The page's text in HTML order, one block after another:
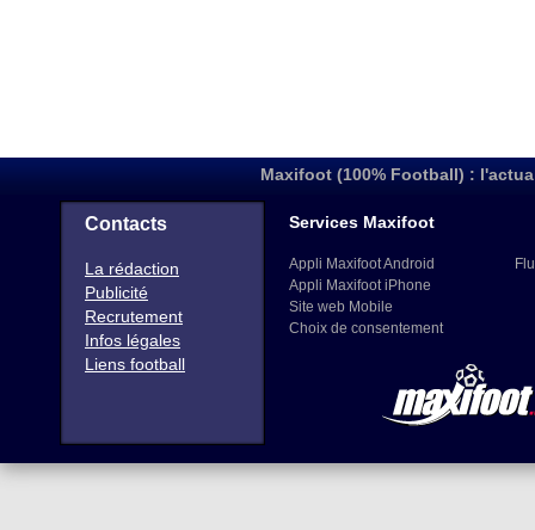
Maxifoot (100% Football) :
Contacts
La rédaction
Publicité
Recrutement
Infos légales
Liens football
Services Maxifoot
Appli Maxifoot Android
Appli Maxifoot iPhone
Site web Mobile
Choix de consentement